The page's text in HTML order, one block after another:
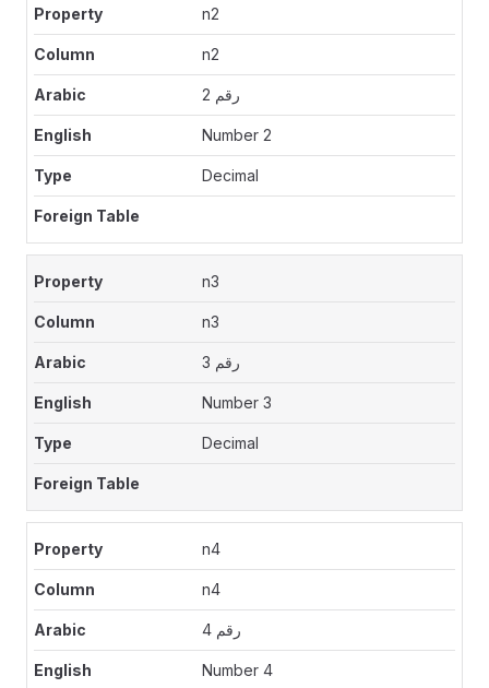
n2
n2
رقم 2
Number 2
Decimal
n3
n3
رقم 3
Number 3
Decimal
n4
n4
رقم 4
Number 4